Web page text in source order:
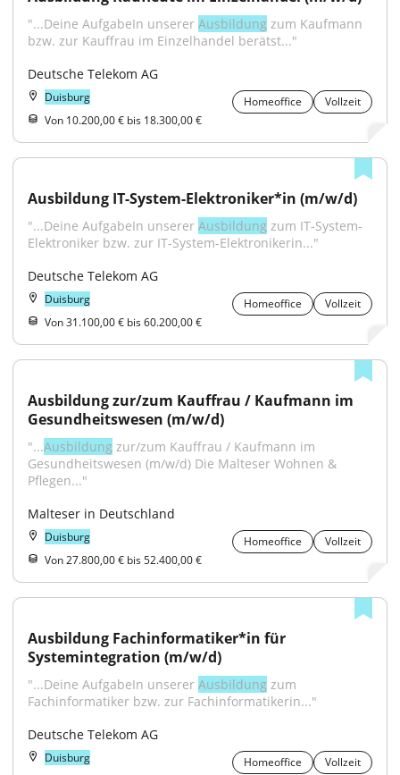
"...Deine AufgabeIn unserer Ausbildung zum Kaufmann
bzw. zur Kauffrau im Einzelhandel berätst..."
Deutsche Telekom AG
Duisburg Homeoffice
Vollzeit
Von 10.200,00 € bis 18.300,00 €
Ausbildung IT-System-Elektroniker*in (m/w/d)
"...Deine AufgabeIn unserer Ausbildung zum IT-System-
Elektroniker bzw. zur IT-System-Elektronikerin..."
Deutsche Telekom AG
Duisburg Homeoffice
Vollzeit
Von 31.100,00 € bis 60.200,00 €
Ausbildung zur/zum Kauffrau / Kaufmann im
Gesundheitswesen (m/w/d)
"...Ausbildung zur/zum Kauffrau / Kaufmann im
Gesundheitswesen (m/w/d) Die Malteser Wohnen &
Pflegen..."
Malteser in Deutschland
Duisburg Homeoffice
Vollzeit
Von 27.800,00 € bis 52.400,00 €
Ausbildung Fachinformatiker*in für
Systemintegration (m/w/d)
"...Deine AufgabeIn unserer Ausbildung zum
Fachinformatiker bzw. zur Fachinformatikerin..."
Deutsche Telekom AG
Duisburg Homeoffice
Vollzeit